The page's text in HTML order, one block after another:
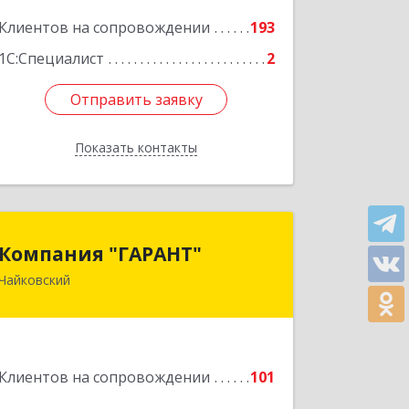
Клиентов на сопровождении
193
1С:Специалист
2
Отправить заявку
Показать контакты
Подробнее
Отправить заявку
Назад
Компания "ГАРАНТ"
Клиентов на сопровождении 101
Пермский край, Чайковский г,